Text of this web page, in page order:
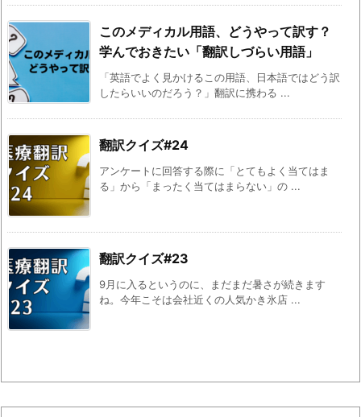
このメディカル用語、どうやって訳す？
学んでおきたい「翻訳しづらい用語」
「英語でよく見かけるこの用語、日本語ではどう訳
したらいいのだろう？」翻訳に携わる ...
翻訳クイズ#24
アンケートに回答する際に「とてもよく当てはま
る」から「まったく当てはまらない」の ...
翻訳クイズ#23
9月に入るというのに、まだまだ暑さが続きます
ね。今年こそは会社近くの人気かき氷店 ...